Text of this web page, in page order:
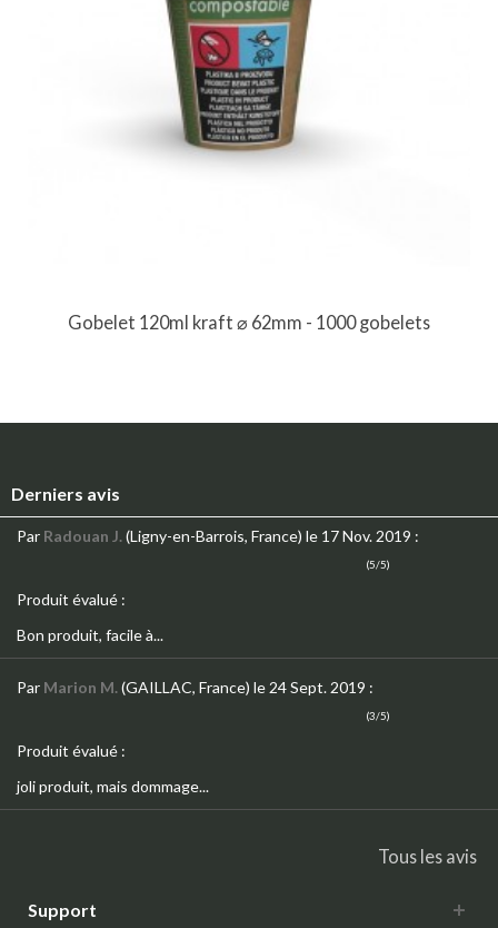
Gobelet 120ml kraft ⌀ 62mm - 1000 gobelets
Derniers avis
Par Radouan J.(Ligny-en-Barrois, France) le 17 Nov. 2019 :
(5/5)
Produit évalué :
Bon produit, facile à...
Par Marion M.(GAILLAC, France) le 24 Sept. 2019 :
(3/5)
Produit évalué :
joli produit, mais dommage...
Tous les avis
Support